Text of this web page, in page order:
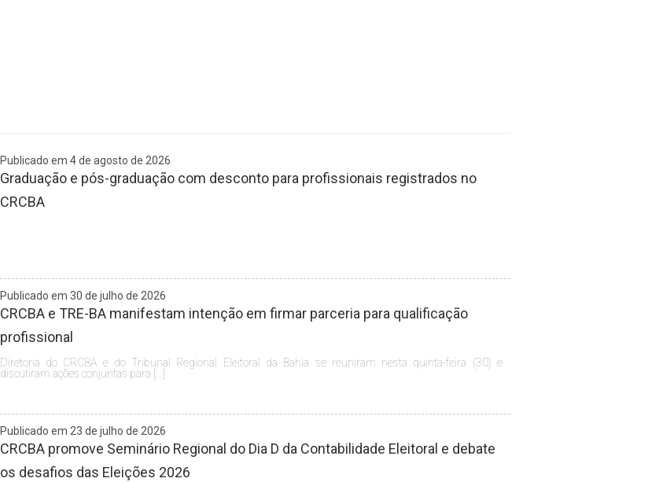
Publicado em 4 de agosto de 2026
Graduação e pós-graduação com desconto para profissionais registrados no
CRCBA
Publicado em 30 de julho de 2026
CRCBA e TRE-BA manifestam intenção em firmar parceria para qualificação
profissional
Diretoria do CRCBA e do Tribunal Regional Eleitoral da Bahia se reuniram nesta quinta-feira (30) e
discutiram ações conjuntas para […]
Publicado em 23 de julho de 2026
CRCBA promove Seminário Regional do Dia D da Contabilidade Eleitoral e debate
os desafios das Eleições 2026